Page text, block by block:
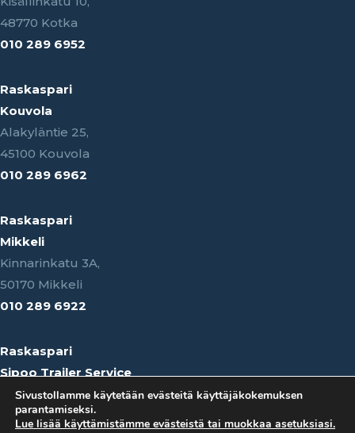
48770 Kotka
010 289 6952
Raskaspari
Kouvola
Alakyläntie 25,
45100 Kouvola
010 289 6962
Raskaspari
Mikkeli
Kinnarinkatu 3A,
50170 Mikkeli
010 289 6922
Raskaspari
Sipoo Trailer Service
Keravantie 507,
04150 Sipoo
Sivustollamme käytetään evästeitä käyttäjäkokemuksen
parantamiseksi.
Lue lisää käyttämistämme evästeistä tai muokkaa asetuksiasi.